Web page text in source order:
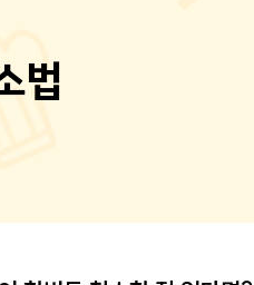
법